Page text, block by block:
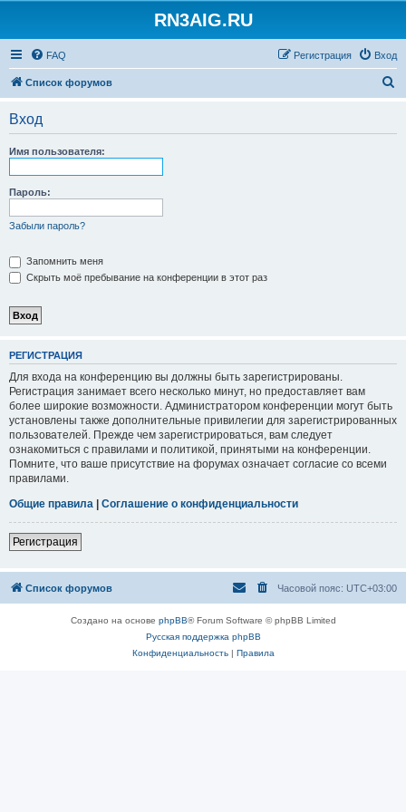
RN3AIG.RU
FAQ Вход
Регистрация
Список форумов
Вход
Имя пользователя:
Пароль:
Забыли пароль?
Запомнить меня
Скрыть моё пребывание на конференции в этот раз
РЕГИСТРАЦИЯ
Для входа на конференцию вы должны быть зарегистрированы.
Регистрация занимает всего несколько минут, но предоставляет вам
более широкие возможности. Администратором конференции могут быть
установлены также дополнительные привилегии для зарегистрированных
пользователей. Прежде чем зарегистрироваться, вам следует
ознакомиться с правилами и политикой, принятыми на конференции.
Помните, что ваше присутствие на форумах означает согласие со всеми
правилами.
Общие правила | Соглашение о конфиденциальности
Регистрация
Список форумов Часовой пояс: UTC+03:00
Создано на основе phpBB® Forum Software © phpBB Limited
Русская поддержка phpBB
Конфиденциальность| Правила